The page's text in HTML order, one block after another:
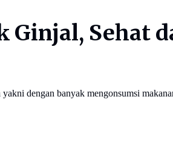
Sehat
dengan banyak mengonsumsi